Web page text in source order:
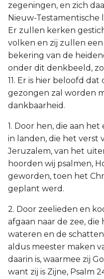
zegeningen, en zich
Nieuw-Testamentische
Er zullen kerken
volken en zij zullen
bekering van de
onder dit denkbeeld,
11. Er is hier beloofd
gezongen zal worden
dankbaarheid.
1. Door hen, die aan
in landen, die het verst
Jeruzalem, van het
hoorden wij psalmen,
geworden, toen het
geplant werd.
2. Door zeelieden en
afgaan naar de zee,
wateren en de
aldus meester maken
daarin is, waarmee zij
want zij is Zijne, Psalm